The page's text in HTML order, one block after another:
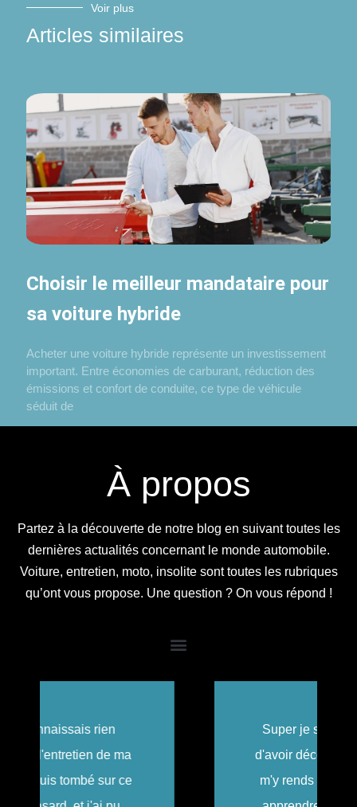
Voir plus
Articles similaires
Choisir le meilleur mandataire pour
sa voiture hybride
Acheter une voiture hybride représente un investissement
important. Entre économies de carburant, réduction des
émissions et confort de conduite, ce type de véhicule
séduit de
À propos
Partez à la découverte de notre blog en suivant toutes les
dernières actualités concernant le monde automobile.
Voiture, entretien, moto, insolite sont toutes les rubriques
qu’ont vous propose. Une question ? On vous répond !
Super je suis trop contente
d'avoir découvert ce blog ! Je
m'y rends très souvent pour